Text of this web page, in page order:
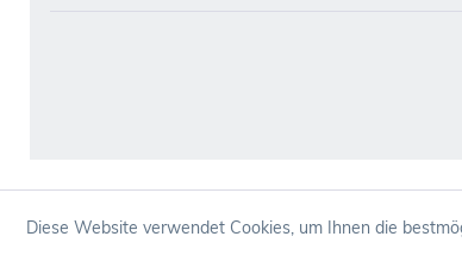
Diese Website verwendet Cookies, um Ihnen die